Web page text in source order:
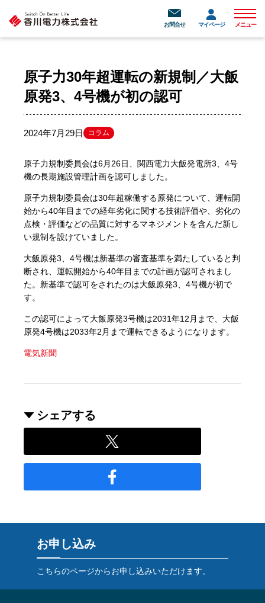
マイページ
お問合せ
メニュ
メニュー
原子力30年超運転の新規制／大飯
原発3、4号機が初の認可
2024年7月29日 コラム
原子力規制委員会は6月26日、関西電力大飯発電所3、4号
機の長期施設管理計画を認可しました。
原子力規制委員会は30年超稼働する原発について、運転開
始から40年目までの経年劣化に関する技術評価や、劣化の
点検・評価などの品質に対するマネジメントを含んだ新し
い規制を設けていました。
大飯原発3、4号機は新基準の審査基準を満たしていると判
断され、運転開始から40年目までの計画が認可されまし
た。新基準で認可をされたのは大飯原発3、4号機が初で
す。
この認可によって大飯原発3号機は2031年12月まで、大飯
原発4号機は2033年2月まで運転できるようになります。
電気新聞
シェアする
お申し込み
こちらのページからお申し込みいただけます。